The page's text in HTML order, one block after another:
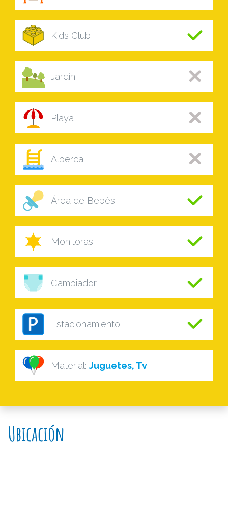
Kids Club
Jardín
Playa
Alberca
Área de Bebés
Monitoras
Cambiador
Estacionamiento
Material: Juguetes, Tv
Ubicación